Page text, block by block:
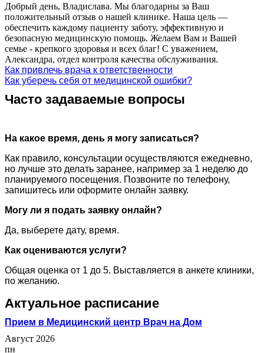
Добрый день, Владислава. Мы благодарны за Ваш
положительный отзыв о нашей клинике. Наша цель —
обеспечить каждому пациенту заботу, эффективную и
безопасную медицинскую помощь. Желаем Вам и Вашей
семье - крепкого здоровья и всех благ! С уважением,
Александра, отдел контроля качества обслуживания.
Как привлечь врача к ответственности
Как уберечь себя от медицинской ошибки?
Часто задаваемые вопросы
На какое время, день я могу записаться?
Как правило, консультации осуществляются ежедневно,
но лучше это делать заранее, например за 1 неделю до
планируемого посещения. Позвоните по телефону,
запишитесь или оформите онлайн заявку.
Могу ли я подать заявку онлайн?
Да, выберете дату, время.
Как оцениваются услуги?
Общая оценка от 1 до 5. Выставляется в анкете клиники,
по желанию.
Актуальное расписание
Прием в Медицинский центр Врач на Дом
Август 2026
пн